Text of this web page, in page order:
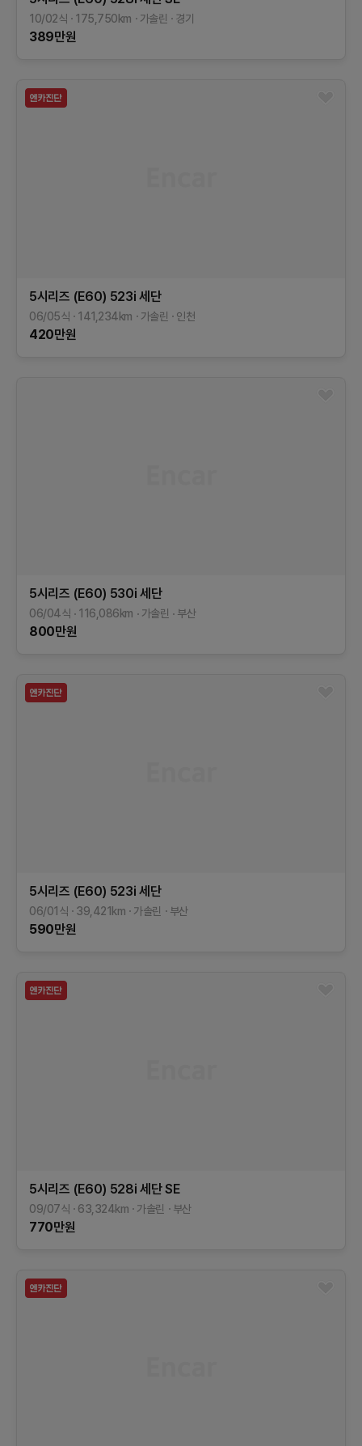
10/02식 175,750km 가솔린 경기
389만원
5시리즈 (E60) 523i 세단
06/05식 141,234km 가솔린 인천
420만원
5시리즈 (E60) 530i 세단
06/04식 116,086km 가솔린 부산
800만원
5시리즈 (E60) 523i 세단
06/01식 39,421 km 가솔린 부산
590만원
5시리즈 (E60) 528i 세단 SE
09/07식 63,324km 가솔린 부산
770만원